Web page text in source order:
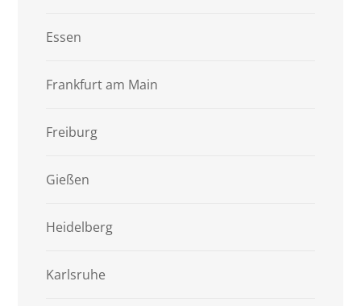
Essen
Frankfurt am Main
Freiburg
Gießen
Heidelberg
Karlsruhe